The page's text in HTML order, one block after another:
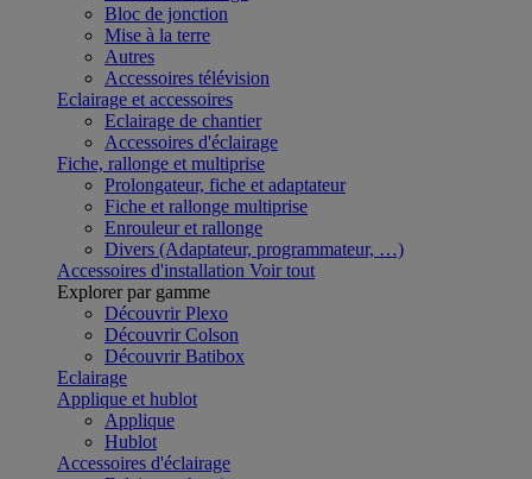
Bloc de jonction
Mise à la terre
Autres
Accessoires télévision
Eclairage et accessoires
Eclairage de chantier
Accessoires d'éclairage
Fiche, rallonge et multiprise
Prolongateur, fiche et adaptateur
Fiche et rallonge multiprise
Enrouleur et rallonge
Divers (Adaptateur, programmateur, …)
Accessoires d'installation Voir tout
Explorer par gamme
Découvrir Plexo
Découvrir Colson
Découvrir Batibox
Eclairage
Applique et hublot
Applique
Hublot
Accessoires d'éclairage